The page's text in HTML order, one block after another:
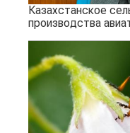
Казахстанское
производства